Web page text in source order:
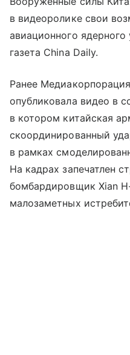
в видеоролике свои
авиационного
газета China Daily.
Ранее
опубликовала видео в
в котором китайская
скоординированный
в рамках
На кадрах запечатлен
бомбардировщик Xian
малозаметных